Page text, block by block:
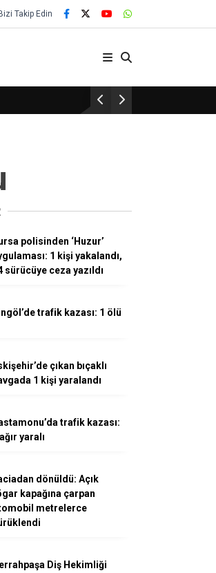
Bizi Takip Edin
29 Yıllık Gelenek Sürüyor!
polisinden ‘Huzur’
1 kişi yakalandı,
sürücüye ceza yazıldı
trafik kazası: 1 ölü
çıkan bıçaklı
1 kişi yaralandı
trafik kazası:
yaralı
dönüldü: Açık
kapağına çarpan
metrelerce
Diş Hekimliği